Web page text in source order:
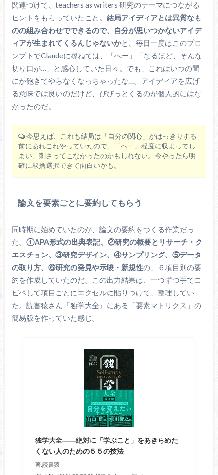
関連づけて、teachers as writers 研究のテーマにつながる
ヒントをもらっていたこと。 結局アイディアとは異質なも
のの組み合わせでできるので、自分が思いつかないアイデ
ィアが生まれてくるんじゃないかと、毎日一度はこのプロ
ンプトでClaudeに尋ねては、「へー」「なるほど、そんな
切り口が…」と感心していた日々。でも、これはいつの間
にか飽きてやらなくなっちゃったな…。アイディアを広げ
る意味では良いのだけど、びびっとくるのが個人的にはな
かったのだ。
今思えば、これも結局は「自分の関心」がはっきりする
前にあれこれやっていたので、「へー」程度に収まってし
まい、刺さってこなかったのかもしれない。今やったら明
確に取捨選択できて面白いかも。
論文を要素ごとに要約してもらう
同時期に始めていたのが、論文の要約をつくる作業だっ
た。 ①APA形式の出典表記、②研究の概要とリサーチ・ク
エスチョン、③研究デザイン、④サンプリング、⑤データ
の取り方、⑥研究の発見や示唆・新規性の、６項目別の要
約を作成していたのだ。この出力結果は、一つずつ手でコ
ピペして項目ごとにエクセルに貼りつけて、整理してい
た。読書猿さん『独学大全』にある「要素マトリクス」の
簡易版を作っていた感じ。
独学大全――絶対に「学ぶこと」をあきらめた
くない人のための５５の技法
著:読書猿